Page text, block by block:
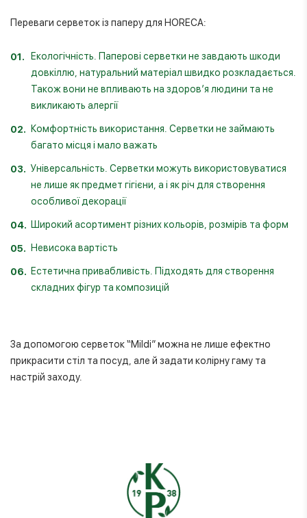
Переваги серветок із паперу для HORECA:
Екологічність. Паперові серветки не завдають шкоди
довкіллю, натуральний матеріал швидко розкладається.
Також вони не впливають на здоров’я людини та не
викликають алергії
Комфортність використання. Серветки не займають
багато місця і мало важать
Універсальність. Серветки можуть використовуватися
не лише як предмет гігієни, а і як річ для створення
особливої декорації
Широкий асортимент різних кольорів, розмірів та форм
Невисока вартість
Естетична привабливість. Підходять для створення
складних фігур та композицій
За допомогою серветок “Mildi” можна не лише ефектно
прикрасити стіл та посуд, але й задати колірну гаму та
настрій заходу.